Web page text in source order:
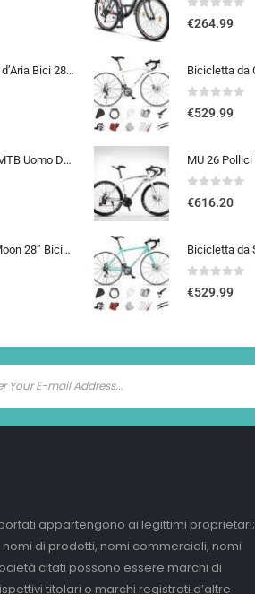
On Bike Camera d’Aria Bici 28″ x 1 5/8 x 1 3/8 (700×35-42c) – E.T.R.T.O. 37-622, Alta Resistenza e Tenuta, Compatibile con Pn
Hixingo Scarpe MTB Uomo Donna, Graffiti Colorati Stampa Scarpe Mountain Bike Compatibili con Pedali SPD, Unisex Scarpe Ciclis
F.lli Schiano E- Moon 28” Bicicletta Elettrica da Città, Bici Elettrica con Pedalata Assistita 250W, City E-bike Unisex Adulto, Batteria Rimovibile 36V 13Ah, SHIMANO 7 velocità, Donna Uomo, Nero
0out of 5
€264.99
0out of 5
€529.99
0out of 5
€616.20
0out of 5
€529.99
appartengono ai legittimi proprietari;
nomi di prodotti, nomi commerciali, nomi
citati possono essere marchi di
titolari o marchi registrati d’altre